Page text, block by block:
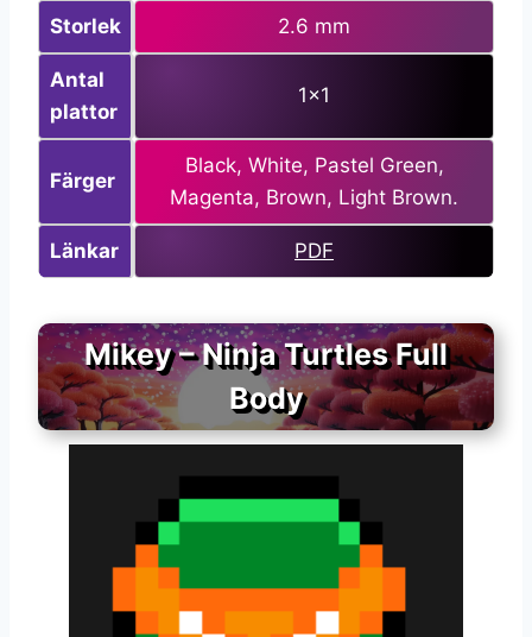
Storlek 2.6 mm
Antal
plattor
1×1
Färger
Black, White, Pastel Green,
Magenta, Brown, Light Brown.
Länkar PDF
Mikey – Ninja Turtles Full
Body